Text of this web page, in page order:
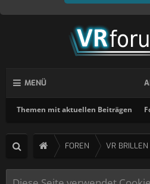
MENÜ
Themen mit aktuellen Beiträgen
FOREN VR BRILLEN